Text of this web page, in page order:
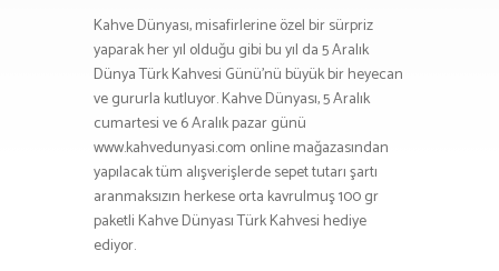
Kahve Dünyası, misafirlerine özel bir sürpriz
yaparak her yıl olduğu gibi bu yıl da 5 Aralık
Dünya Türk Kahvesi Günü’nü büyük bir heyecan
ve gururla kutluyor. Kahve Dünyası, 5 Aralık
cumartesi ve 6 Aralık pazar günü
www.kahvedunyasi.com online mağazasından
yapılacak tüm alışverişlerde sepet tutarı şartı
aranmaksızın herkese orta kavrulmuş 100 gr
paketli Kahve Dünyası Türk Kahvesi hediye
ediyor.